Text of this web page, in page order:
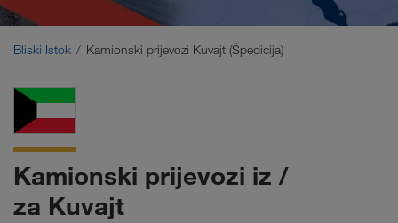
Bliski Istok Kamionski prijevozi Kuvajt (Špedicija)
Kamionski prijevozi iz /
za Kuvajt